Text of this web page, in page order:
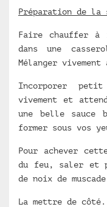
Préparation de la
Faire chauffer à
dans une
Mélanger
Incorporer
vivement et
une belle sauce
former sous vos
Pour achever
du feu, saler et
de noix de
La mettre de côté.